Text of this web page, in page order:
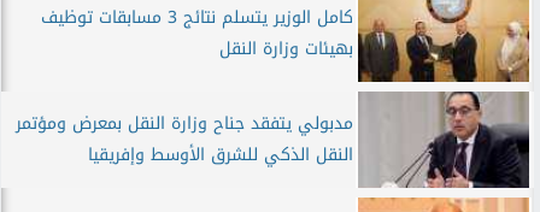
كامل الوزير يتسلم نتائج 3 مسابقات توظيف
بهيئات وزارة النقل
مدبولي يتفقد جناح وزارة النقل بمعرض ومؤتمر
النقل الذكي للشرق الأوسط وإفريقيا